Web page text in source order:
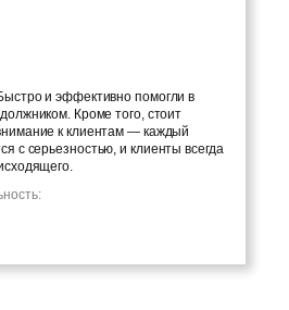
и эффективно помогли в
Кроме того, стоит
к клиентам — каждый
с серьезностью, и клиенты всегда